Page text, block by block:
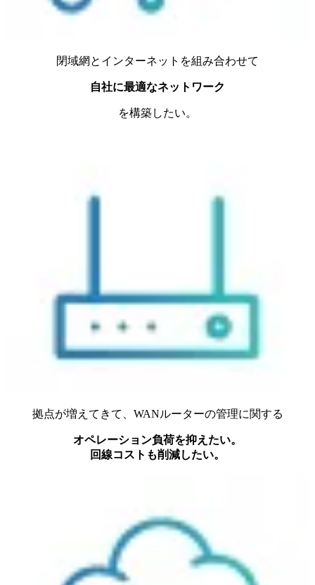
閉域網とインターネットを組み合わせて
自社に最適なネットワーク
を構築したい。
拠点が増えてきて、WANルーターの管理に関する
オペレーション負荷を抑えたい。
回線コストも削減したい。